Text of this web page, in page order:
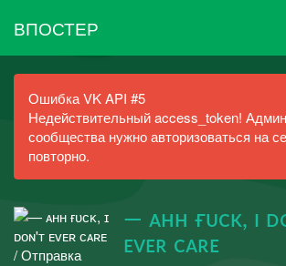
ВПОСТЕР
Ошибка VK API #5
Недействительный access_token!
сообщества нужно авторизоваться на
повторно.
— ᴀʜʜ ғᴜᴄᴋ, ɪ
ᴇᴠᴇʀ ᴄᴀʀᴇ